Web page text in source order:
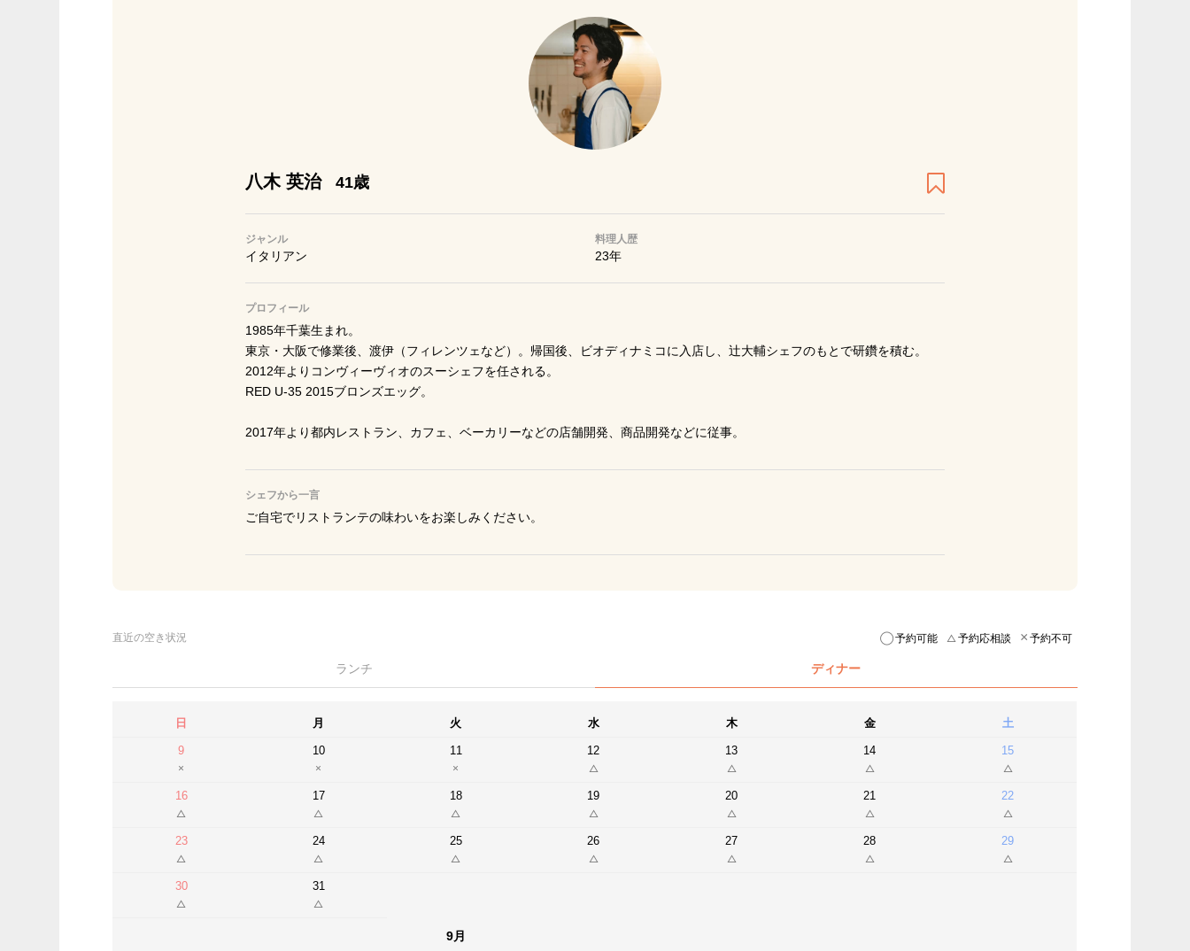
八木 英治 41歳
ジャンル
イタリアン
料理人歴
23年
プロフィール
1985年千葉生まれ。
東京・大阪で修業後、渡伊（フィレンツェなど）。帰国後、ビオディナミコに入店し、辻大輔シェフのもとで研鑽を積む。
2012年よりコンヴィーヴィオのスーシェフを任される。
RED U-35 2015ブロンズエッグ。
2017年より都内レストラン、カフェ、ベーカリーなどの店舗開発、商品開発などに従事。
シェフから一言
ご自宅でリストランテの味わいをお楽しみください。
直近の空き状況 予約可能 予約応相談 予約不可
ランチ ディナー
日 月 火 水 木 金 土
9 10 11 12 13 14 15
16 17 18 19 20 21 22
23 24 25 26 27 28 29
30 31
9月